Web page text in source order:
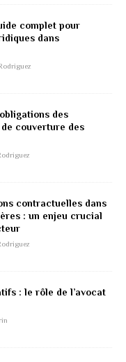
complet pour
dans
des
couverture des
contractuelles dans
: un enjeu crucial
: le rôle de l’avocat